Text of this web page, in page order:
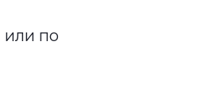
или по